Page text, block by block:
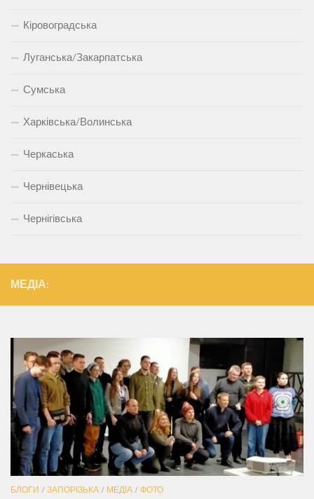
Кіровоградська
Луганська/Закарпатська
Сумська
Харківська/Волинська
Черкаська
Чернівецька
Чернігівська
МЕДІА:
БЛОГИ / ЗАПОРІЗЬКА / МЕДІА / ФОТО